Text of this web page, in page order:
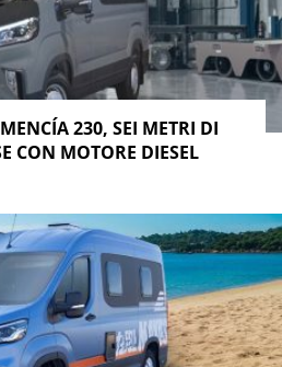
230, SEI METRI DI
CON MOTORE DIESEL